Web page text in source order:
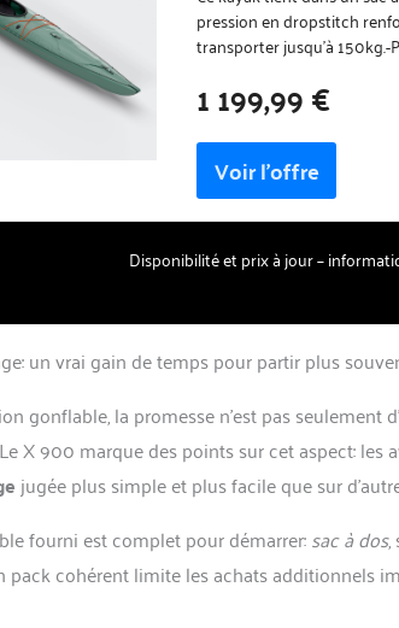
pression en dropstitch
transporter jusqu'à 150kg.-
plusieurs jours.-qualité de
sensations surprenantes
toutes conditions. facilité
dans un sac à dos-Tissu
1 199,99 €
Disponibilité et prix à jour –
un vrai gain de temps pour partir plus
gonflable, la promesse n’est pas
X 900 marque des points sur cet aspect: les
jugée plus simple et plus facile que sur
fourni est complet pour démarrer:sac à dos,
pack cohérent limite les achats additionnels